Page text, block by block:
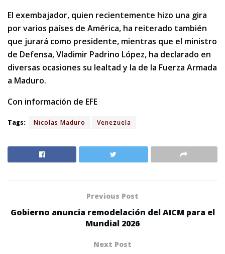
El exembajador, quien recientemente hizo una gira
por varios países de América, ha reiterado también
que jurará como presidente, mientras que el ministro
de Defensa, Vladimir Padrino López, ha declarado en
diversas ocasiones su lealtad y la de la Fuerza Armada
a Maduro.
Con información de EFE
Tags: Nicolas Maduro Venezuela
Previous Post
Gobierno anuncia remodelación del AICM para el
Mundial 2026
Next Post